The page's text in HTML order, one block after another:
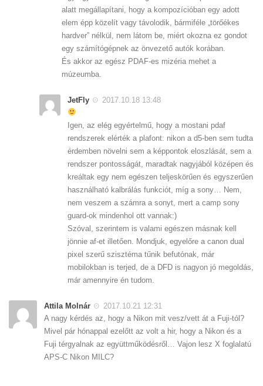
alatt megállapítani, hogy a kompozícióban egy adott
elem épp közelít vagy távolodik, bármiféle „törőékes
hardver” nélkül, nem látom be, miért okozna ez gondot
egy számítógépnek az önvezető autók korában.
És akkor az egész PDAF-es mizéria mehet a
múzeumba.
JetFly 2017.10.18 13:48
Igen, az elég egyértelmű, hogy a mostani pdaf
rendszerek elérték a plafont: nikon a d5-ben sem tudta
érdemben növelni sem a képpontok eloszlását, sem a
rendszer pontosságát, maradtak nagyjából középen és
kreáltak egy nem egészen teljeskörűen és egyszerűen
használható kalbrálás funkciót, míg a sony… Nem,
nem veszem a számra a sonyt, mert a camp sony
guard-ok mindenhol ott vannak:)
Szóval, szerintem is valami egészen másnak kell
jönnie af-et illetően. Mondjuk, egyelőre a canon dual
pixel szerű szisztéma tűnik befutónak, már
mobilokban is terjed, de a DFD is nagyon jó megoldás,
már amennyire én tudom.
Attila Molnár
2017.10.21 12:31
A nagy kérdés az, hogy a Nikon mit vesz/vett át a Fuji-tól?
Mivel pár hónappal ezelőtt az volt a hir, hogy a Nikon és a
Fuji térgyalnak az együttműködésről… Vajon lesz X foglalatú
APS-C Nikon MILC?